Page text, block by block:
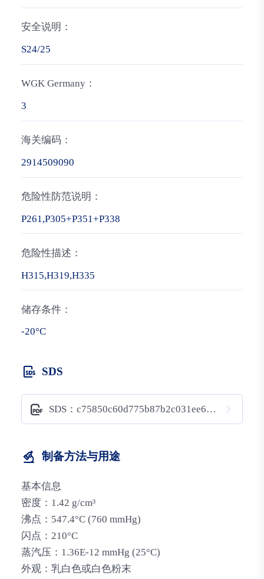
安全说明：
S24/25
WGK Germany：
3
海关编码：
2914509090
危险性防范说明：
P261,P305+P351+P338
危险性描述：
H315,H319,H335
储存条件：
-20°C
SDS
SDS：c75850c60d775b87b2c031ee67ae8bcb
制备方法与用途
基本信息
密度：1.42 g/cm³
沸点：547.4°C (760 mmHg)
闪点：210°C
蒸汽压：1.36E-12 mmHg (25°C)
外观：乳白色或白色粉末